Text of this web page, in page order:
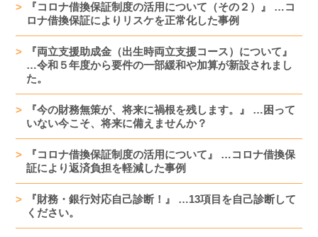
『コロナ借換保証制度の活用について（その２）』 …コ
ロナ借換保証によりリスケを正常化した事例
『両立支援助成金（出生時両立支援コース）について』
…令和５年度から要件の一部緩和や加算が新設されまし
た。
『今の財務無策が、将来に禍根を残します。』 …困って
いない今こそ、将来に備えませんか？
『コロナ借換保証制度の活用について』 …コロナ借換保
証により返済負担を軽減した事例
『財務・銀行対応自己診断！』 …13項目を自己診断して
ください。